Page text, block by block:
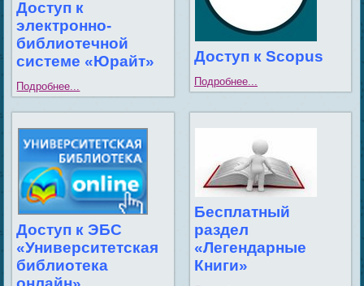
Доступ к
электронно-
библиотечной
системе «Юрайт»
Подробнее...
Доступ к Scopus
Подробнее...
Доступ к ЭБС
«Университетская
библиотека
Бесплатный
раздел
«Легендарные
Книги»